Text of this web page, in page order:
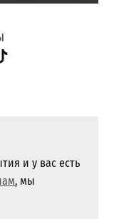
TikTok
и у вас есть
, мы